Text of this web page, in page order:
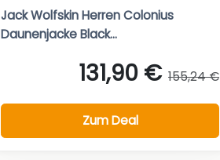
Jack Wolfskin Herren Colonius
Daunenjacke Black...
131,90 € 155,24 €
Zum Deal